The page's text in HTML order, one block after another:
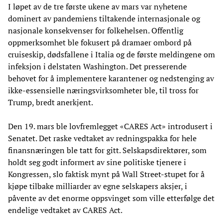
I løpet av de tre første ukene av mars var nyhetene
dominert av pandemiens tiltakende internasjonale og
nasjonale konsekvenser for folkehelsen. Offentlig
oppmerksomhet ble fokusert på dramaer ombord på
cruiseskip, dødsfallene i Italia og de første meldingene om
infeksjon i delstaten Washington. Det presserende
behovet for å implementere karantener og nedstenging av
ikke-essensielle næringsvirksomheter ble, til tross for
Trump, bredt anerkjent.
Den 19. mars ble lovfremlegget «CARES Act» introdusert i
Senatet. Det raske vedtaket av redningspakka for hele
finansnæringen ble tatt for gitt. Selskapsdirektører, som
holdt seg godt informert av sine politiske tjenere i
Kongressen, slo faktisk mynt på Wall Street-stupet for å
kjøpe tilbake milliarder av egne selskapers aksjer, i
påvente av det enorme oppsvinget som ville etterfølge det
endelige vedtaket av CARES Act.